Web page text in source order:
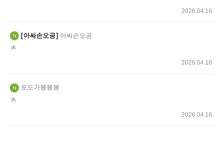
2026.04.16
아싸손오공 아싸손오공
ㅊ
2026.04.16
포도가봉봉봉
ㅊ
2026.04.16